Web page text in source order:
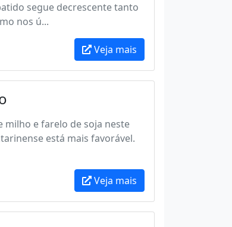
segue decrescente tanto
nos ú...
Veja mais
milho e farelo de soja neste
está mais favorável.
Veja mais